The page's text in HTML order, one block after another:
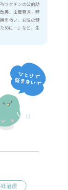
ワクチンの公的助
善、出産育児一時
を救い、女性の健
めに―』など、生
治療